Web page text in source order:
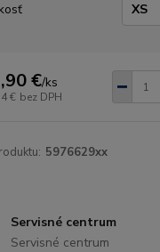
€/ks
€ bez DPH
5976629xx
Servisné centrum
Servisné centrum